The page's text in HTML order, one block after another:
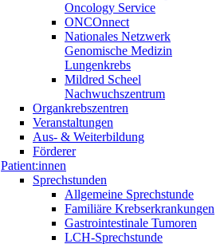
Oncology Service
ONCOnnect
Nationales Netzwerk
Genomische Medizin
Lungenkrebs
Mildred Scheel
Nachwuchszentrum
Organkrebszentren
Veranstaltungen
Aus- & Weiterbildung
Förderer
Patient:innen
Sprechstunden
Allgemeine Sprechstunde
Familiäre Krebserkrankungen
Gastrointestinale Tumoren
LCH-Sprechstunde